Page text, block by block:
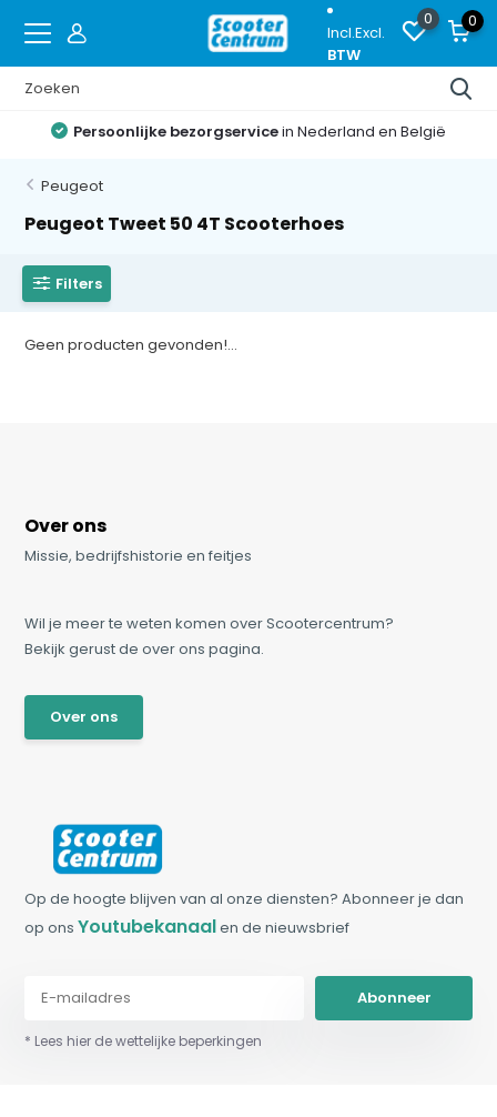
Incl.Excl.
BTW
0 0
Persoonlijke bezorgservicein Nederland en België
Peugeot
Peugeot Tweet 50 4T Scooterhoes
Filters
Geen producten gevonden!...
Over ons
Missie, bedrijfshistorie en feitjes
Wil je meer te weten komen over Scootercentrum?
Bekijk gerust de over ons pagina.
Over ons
Op de hoogte blijven van al onze diensten? Abonneer je dan
op onsYoutubekanaalen de nieuwsbrief
Abonneer
* Lees hier de wettelijke beperkingen